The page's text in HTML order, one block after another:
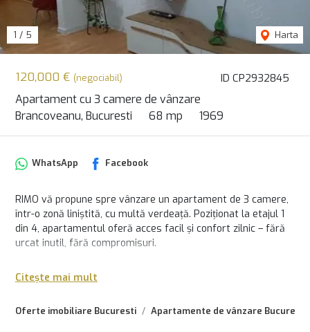
ID CP2932845
120,000 € (negociabil)
Apartament cu 3 camere de vânzare
Brancoveanu, Bucuresti
68 mp 1969
1 / 5 Harta
Oferte imobiliare Bucuresti Apartamente de vânzare Bucuresti
WhatsApp Facebook
RIMO vă propune spre vânzare un apartament de 3 camere,
într-o zonă liniștită, cu multă verdeață. Poziționat la etajul 1
din 4, apartamentul oferă acces facil și confort zilnic – fără
urcat inutil, fără compromisuri.
proporționate, iar locuința se vinde parțial mobilată, oferindu-
aer condiționat pentru zilele călduroase, iar zona verde din
Citește mai mult